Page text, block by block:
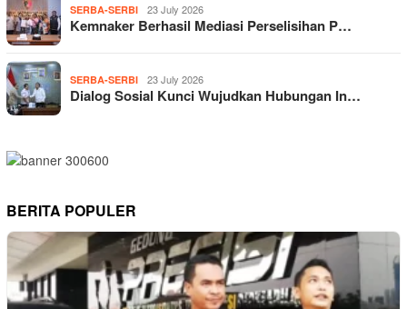
SERBA-SERBI 23 July 2026
Kemnaker Berhasil Mediasi Perselisihan P…
SERBA-SERBI 23 July 2026
Dialog Sosial Kunci Wujudkan Hubungan In…
BERITA POPULER